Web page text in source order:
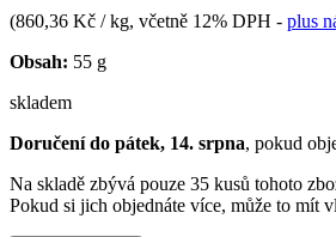
(860,36 Kč / kg, včetně 12% DPH - plus
Obsah: 55 g
skladem
Doručení do pátek, 14. srpna, pokud
Na skladě zbývá pouze 35 kusů tohoto
Pokud si jich objednáte více, může to mít